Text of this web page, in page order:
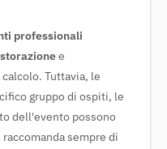
professionali
e
Tuttavia, le
gruppo di ospiti, le
dell'evento possono
sempre di